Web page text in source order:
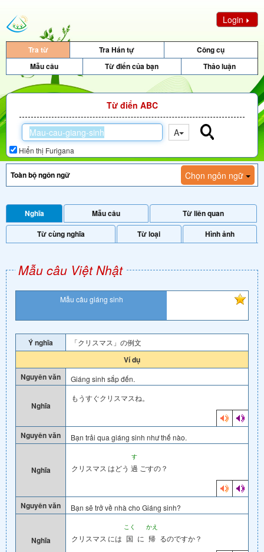
Login
Tra từ Tra Hán tự
Công cụ
Mẫu câu
Từ điển của bạn Thảo luận
Từ điển ABC
A
Hiển thị Furigana
Chọn ngôn ngữ
Nghĩa Mẫu câu
Từ liên quan
Từ cùng nghĩa
Từ loại Hình ảnh
Mẫu câu Việt Nhật
Mẫu câu giáng sinh
Ý nghĩa 「クリスマス」の例文
Ví dụ
Nguyên văn
Giáng sinh sắp đến.
Nghĩa
もうすぐクリスマスね。
Nguyên văn Bạn trải qua giáng sinh như thế nào.
Nghĩa クリスマス はどう
す
過 ごすの？
Nguyên văn Bạn sẽ trở về nhà cho Giáng sinh?
Nghĩa クリスマス には
こく
国 に
かえ
帰 るのですか？